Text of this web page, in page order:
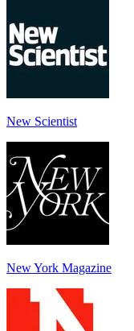
New Scientist
New York Magazine